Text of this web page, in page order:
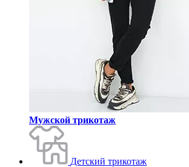
Мужской трикотаж
Детский трикотаж